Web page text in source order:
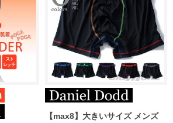
【max8】大きいサイズ メンズ